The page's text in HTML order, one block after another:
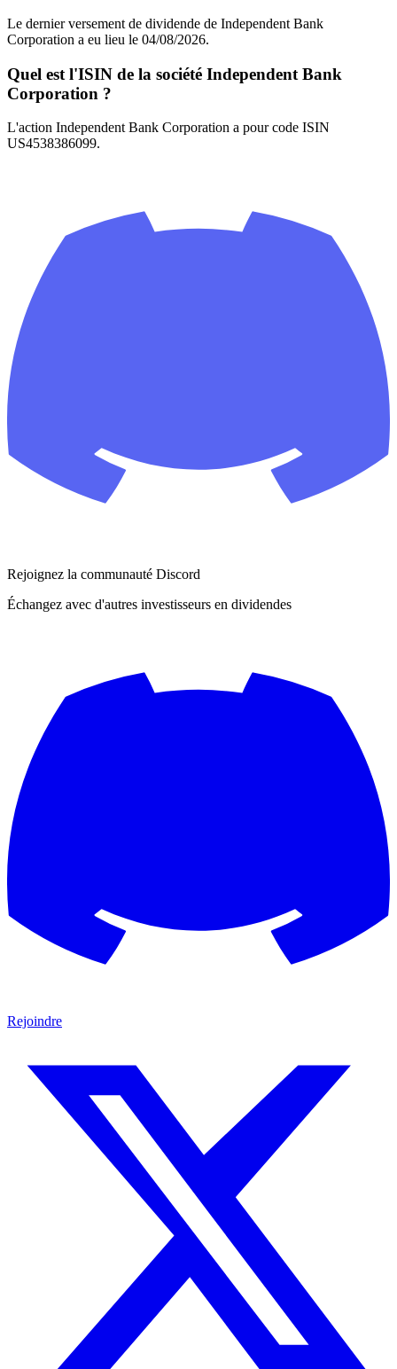
Le dernier versement de dividende de Independent Bank
Corporation a eu lieu le 04/08/2026.
Quel est l'ISIN de la société Independent Bank
Corporation ?
L'action Independent Bank Corporation a pour code ISIN
US4538386099.
Rejoignez la communauté Discord
Échangez avec d'autres investisseurs en dividendes
Rejoindre